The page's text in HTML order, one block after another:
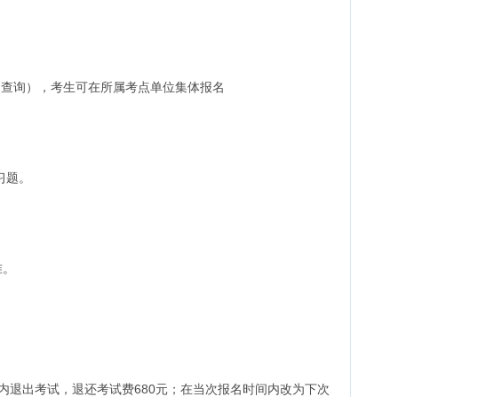
询），考生可在所属考点单位集体报名
。
退出考试，退还考试费680元；在当次报名时间内改为下次